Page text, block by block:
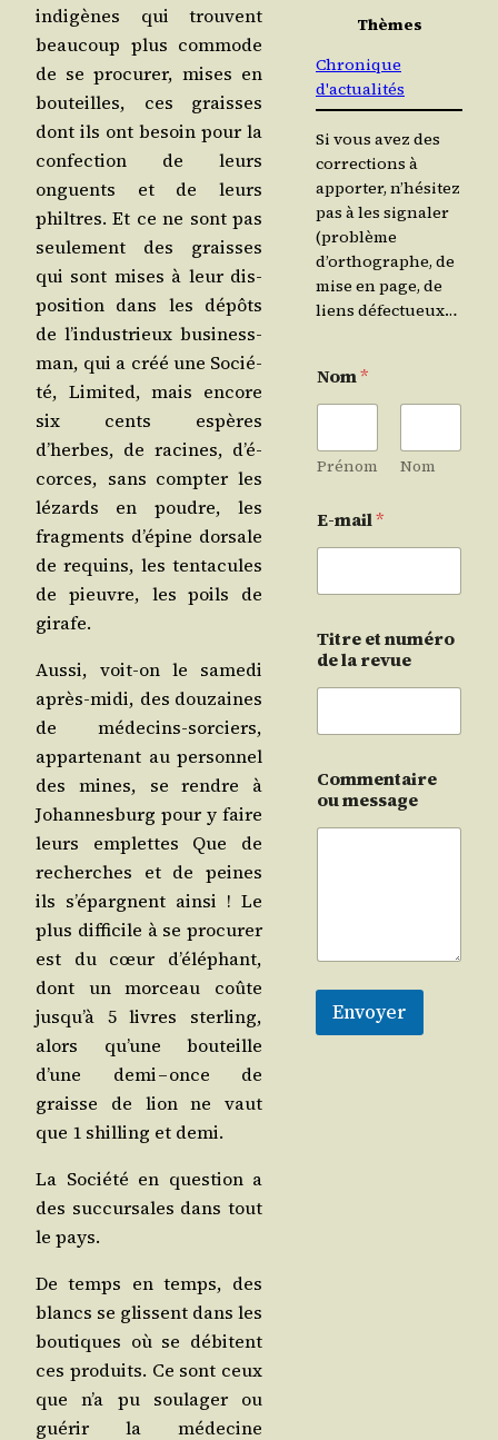
indi­gènes qui trouvent
beau­coup plus com­mode
de se pro­cu­rer, mises en
bou­teilles, ces graisses
dont ils ont besoin pour la
confec­tion de leurs
onguents et de leurs
philtres. Et ce ne sont pas
seule­ment des graisses
qui sont mises à leur dis­
po­si­tion dans les dépôts
de l’in­dus­trieux busi­ness­
man, qui a créé une Socié­
té, Limi­ted, mais encore
six cents espères
d’herbes, de racines, d’é­
corces, sans comp­ter les
lézards en poudre, les
frag­ments d’é­pine dor­sale
de requins, les ten­ta­cules
de pieuvre, les poils de
girafe.
Aus­si, voit-on le same­di
après-midi, des dou­zaines
de méde­cins-sor­ciers,
appar­te­nant au per­son­nel
des mines, se rendre à
Johan­nes­burg pour y faire
leurs emplettes Que de
recherches et de peines
ils s’é­pargnent ain­si ! Le
plus dif­fi­cile à se pro­cu­rer
est du cœur d’é­lé­phant,
dont un mor­ceau coûte
jus­qu’à 5 livres ster­ling,
alors qu’une bou­teille
d’une demi – once de
graisse de lion ne vaut
que 1 shil­ling et demi.
La Socié­té en ques­tion a
des suc­cur­sales dans tout
le pays.
De temps en temps, des
blancs se glissent dans les
bou­tiques où se débitent
ces pro­duits. Ce sont ceux
que n’a pu sou­la­ger ou
gué­rir la méde­cine
Thèmes
Chronique
d'actualités
Si vous avez des
corrections à
apporter, n’hésitez
pas à les signaler
(problème
d’orthographe, de
mise en page, de
liens défectueux…
Nom*
Prénom Nom
E-mail*
Titre et numéro
de la revue
Commentaire
ou message
Envoyer